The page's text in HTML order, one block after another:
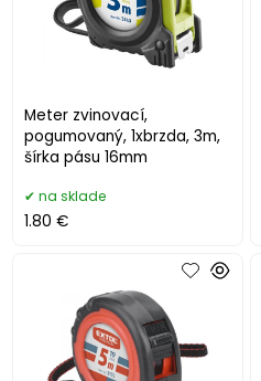
Meter zvinovací,
pogumovaný, 1xbrzda, 3m,
šírka pásu 16mm
na sklade
1.80 €